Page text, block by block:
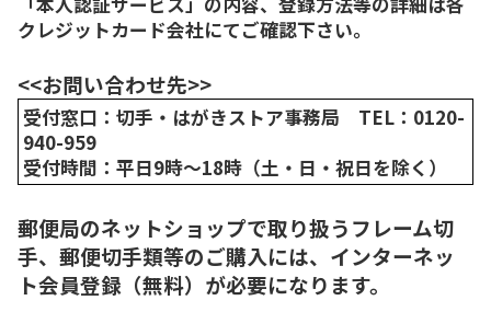
クレジットカード会社にてご確認下さい。
<<お問い合わせ先>>
受付窓口：切手・はがきストア事務局 TEL：0120-
940-959
受付時間：平日9時～18時（土・日・祝日を除く）
郵便局のネットショップで取り扱うフレーム切
手、郵便切手類等のご購入には、インターネッ
ト会員登録（無料）が必要になります。